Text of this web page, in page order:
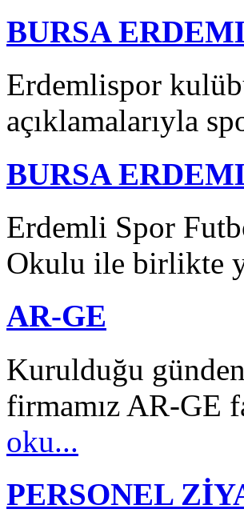
BURSA
Erdemlispor
açıklamalarıyla
BURSA
Erdemli Spor
Okulu ile birlikte
AR-GE
Kurulduğu
firmamız AR-GE
oku...
PERSONEL